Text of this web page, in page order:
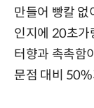
만들어 빵칼 없
인지에 20초가
터향과 촉촉함
문점 대비